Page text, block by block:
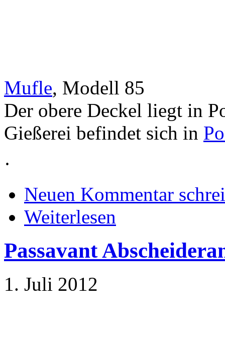
Mufle, Modell 85
Der obere Deckel liegt in
Gießerei befindet sich in
·
Neuen Kommentar
Weiterlesen
Passavant
1. Juli 2012